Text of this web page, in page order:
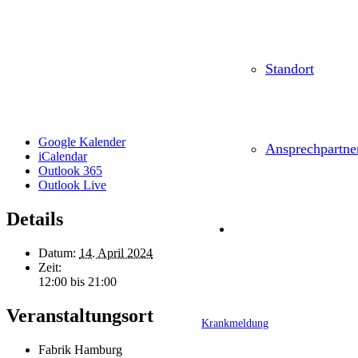
Standort
Krankmeldung
Google Kalender
iCalendar
Outlook 365
Outlook Live
Details
Datum: 14. April 2024
Zeit:
12:00 bis 21:00
Veranstaltungsort
Fabrik Hamburg